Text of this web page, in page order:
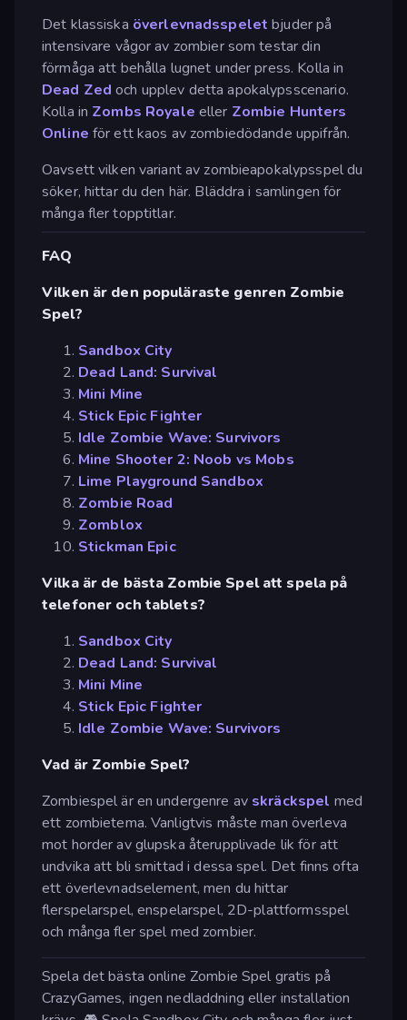
Det klassiska överlevnadsspelet bjuder på
intensivare vågor av zombier som testar din
förmåga att behålla lugnet under press. Kolla in
Dead Zed och upplev detta apokalypsscenario.
Kolla in Zombs Royale eller Zombie Hunters
Online för ett kaos av zombiedödande uppifrån.
Oavsett vilken variant av zombieapokalypsspel du
söker, hittar du den här. Bläddra i samlingen för
många fler topptitlar.
FAQ
Vilken är den populäraste genren Zombie
Spel?
Sandbox City
Dead Land: Survival
Mini Mine
Stick Epic Fighter
Idle Zombie Wave: Survivors
Mine Shooter 2: Noob vs Mobs
Lime Playground Sandbox
Zombie Road
Zomblox
Stickman Epic
Vilka är de bästa Zombie Spel att spela på
telefoner och tablets?
Sandbox City
Dead Land: Survival
Mini Mine
Stick Epic Fighter
Idle Zombie Wave: Survivors
Vad är Zombie Spel?
Zombiespel är en undergenre av skräckspel med
ett zombietema. Vanligtvis måste man överleva
mot horder av glupska återupplivade lik för att
undvika att bli smittad i dessa spel. Det finns ofta
ett överlevnadselement, men du hittar
flerspelarspel, enspelarspel, 2D-plattformsspel
och många fler spel med zombier.
Spela det bästa online Zombie Spel gratis på
CrazyGames, ingen nedladdning eller installation